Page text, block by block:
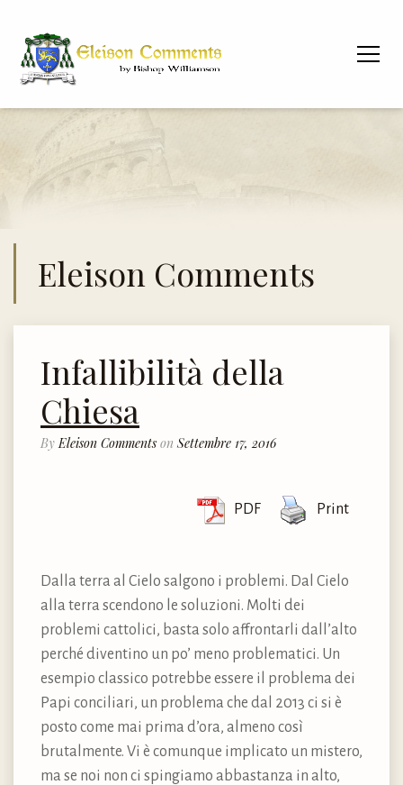
Eleison Comments
Infallibilità della
Chiesa
By Eleison Comments on Settembre 17, 2016
PDF Print
Dalla terra al Cielo salgono i problemi. Dal Cielo
alla terra scendono le soluzioni. Molti dei
problemi cattolici, basta solo affrontarli dall’alto
perché diventino un po’ meno problematici. Un
esempio classico potrebbe essere il problema dei
Papi conciliari, un problema che dal 2013 ci si è
posto come mai prima d’ora, almeno così
brutalmente. Vi è comunque implicato un mistero,
ma se noi non ci spingiamo abbastanza in alto,